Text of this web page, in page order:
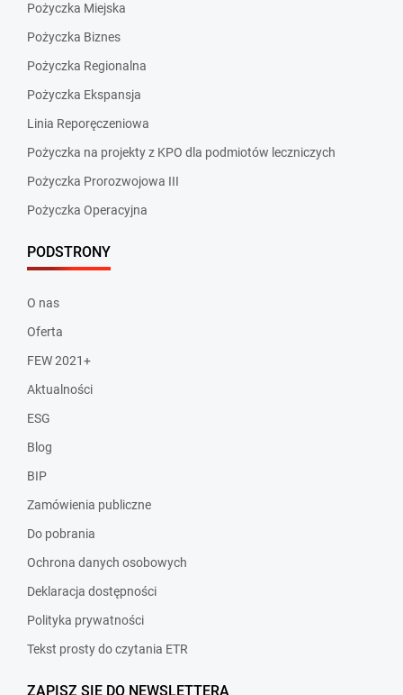
Pożyczka Miejska
Pożyczka Biznes
Pożyczka Regionalna
Pożyczka Ekspansja
Linia Reporęczeniowa
Pożyczka na projekty z KPO dla podmiotów leczniczych
Pożyczka Prorozwojowa III
Pożyczka Operacyjna
PODSTRONY
O nas
Oferta
FEW 2021+
Aktualności
ESG
Blog
BIP
Zamówienia publiczne
Do pobrania
Ochrona danych osobowych
Deklaracja dostępności
Polityka prywatności
Tekst prosty do czytania ETR
ZAPISZ SIĘ DO NEWSLETTERA